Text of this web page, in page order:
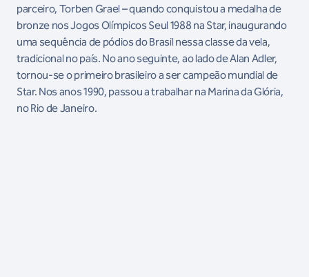
parceiro, Torben Grael – quando conquistou a medalha de
bronze nos Jogos Olímpicos Seul 1988 na Star, inaugurando
uma sequência de pódios do Brasil nessa classe da vela,
tradicional no país. No ano seguinte, ao lado de Alan Adler,
tornou-se o primeiro brasileiro a ser campeão mundial de
Star. Nos anos 1990, passou a trabalhar na Marina da Glória,
no Rio de Janeiro.